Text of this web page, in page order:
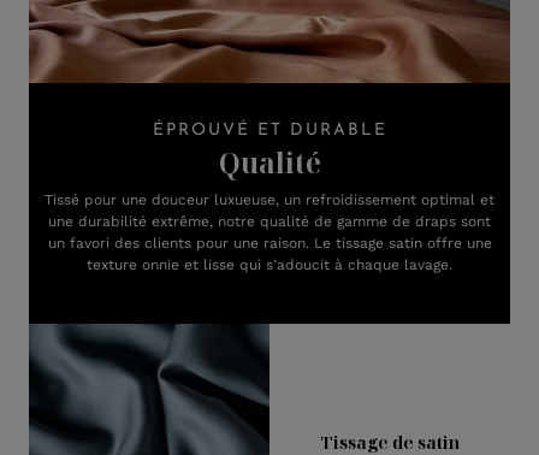
ÉPROUVÉ ET DURABLE
Qualité
Tissé pour une douceur luxueuse, un refroidissement optimal et
une durabilité extrême, notre qualité de gamme de draps sont
un favori des clients pour une raison. Le tissage satin offre une
texture onnie et lisse qui s’adoucit à chaque lavage.
Tissage de satin